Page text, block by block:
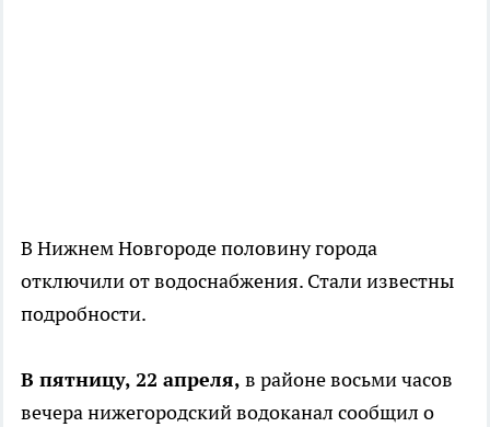
В Нижнем Новгороде половину города
отключили от водоснабжения. Стали известны
подробности.
В пятницу, 22 апреля, в районе восьми часов
вечера нижегородский водоканал сообщил о